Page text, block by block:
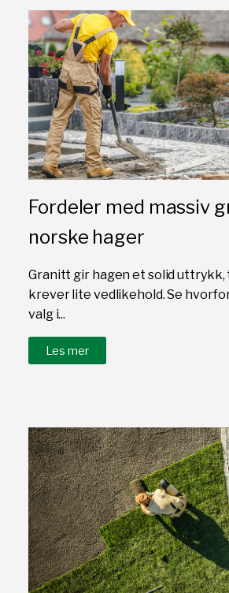
Fordeler med massiv
norske hager
Granitt gir hagen et solid
krever lite vedlikehold. Se
valg i...
Les mer